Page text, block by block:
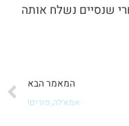
שנסיים נשלח אותה
המאמר הבא
אמא'לה, פורים!